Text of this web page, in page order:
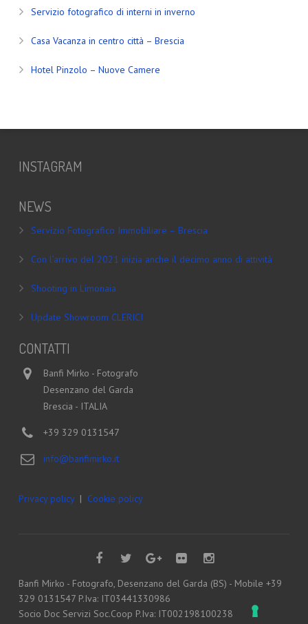
Servizio fotografico di interni in inverno
Casa Vacanza in centro città – Brescia
Hotel Pinzolo – Nuove Camere
INSTAGRAM
NEWS
Servizio Fotografico Immobiliare – Brescia
Con l’arrivo del 2021 inizia anche il decimo anno di attività
Shooting in Limonaia
Update Showroom CLERICI
CONTATTI
Banfi Mirko - Fotografo
Desenzano del Garda
Brescia - ITALIA
+39 329 0131547
info@banfimirko.it
Privacy policy| Cookie policy
Banfi Mirko - Fotografo, Desenzano del Garda (BS) - Mobile +39
329 0131547 P.Iva: IT03441330986
Socio Doc Servizi Soc.Coop P.Iva: IT002198100238